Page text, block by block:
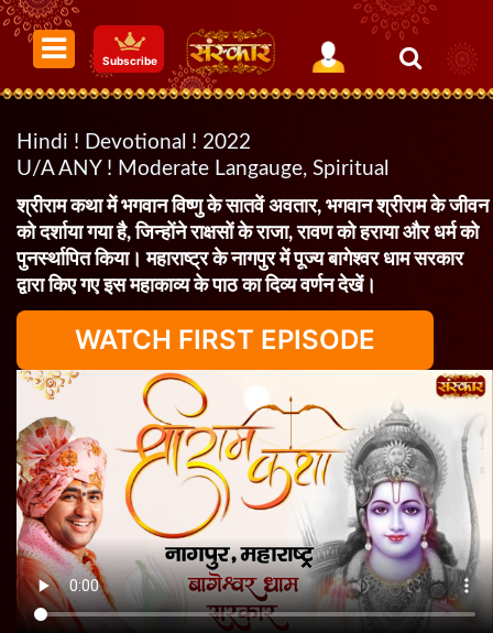
Subscribe
Hindi ! Devotional ! 2022
U/A ANY ! Moderate Langauge, Spiritual
श्रीराम कथा में भगवान विष्णु के सातवें अवतार, भगवान श्रीराम के जीवन
को दर्शाया गया है, जिन्होंने राक्षसों के राजा, रावण को हराया और धर्म को
पुनर्स्थापित किया। महाराष्ट्र के नागपुर में पूज्य बागेश्वर धाम सरकार
द्वारा किए गए इस महाकाव्य के पाठ का दिव्य वर्णन देखें।
WATCH FIRST EPISODE